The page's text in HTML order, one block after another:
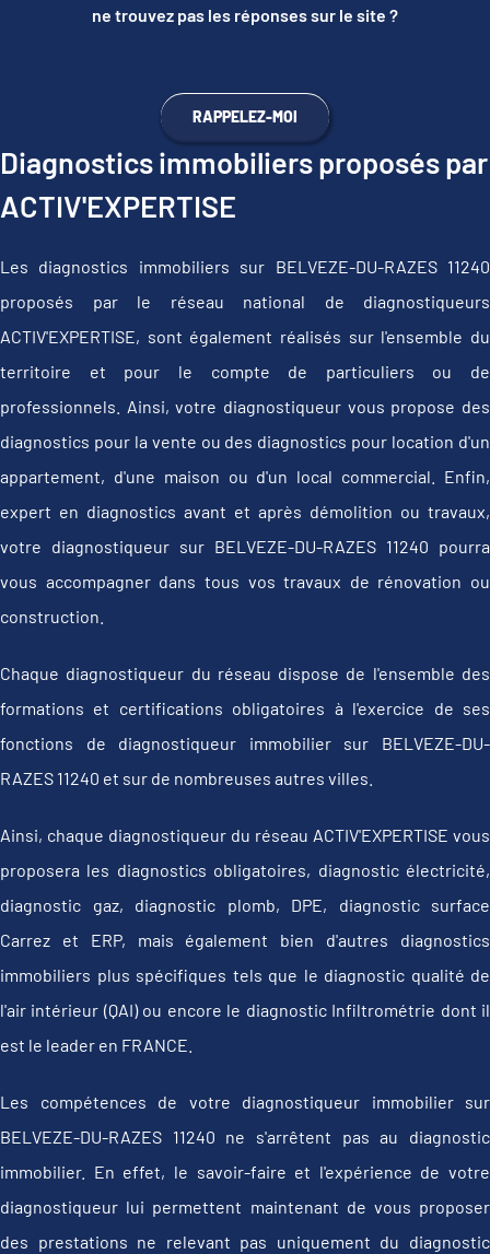
ne trouvez pas les réponses sur le site ?
RAPPELEZ-MOI
Diagnostics immobiliers proposés par
ACTIV'EXPERTISE
Les diagnostics immobiliers sur BELVEZE-DU-RAZES 11240
proposés par le réseau national de diagnostiqueurs
ACTIV'EXPERTISE, sont également réalisés sur l'ensemble du
territoire et pour le compte de particuliers ou de
professionnels. Ainsi, votre diagnostiqueur vous propose des
diagnostics pour la vente ou des diagnostics pour location d'un
appartement, d'une maison ou d'un local commercial. Enfin,
expert en diagnostics avant et après démolition ou travaux,
votre diagnostiqueur sur BELVEZE-DU-RAZES 11240 pourra
vous accompagner dans tous vos travaux de rénovation ou
construction.
Chaque diagnostiqueur du réseau dispose de l'ensemble des
formations et certifications obligatoires à l'exercice de ses
fonctions de diagnostiqueur immobilier sur BELVEZE-DU-
RAZES 11240 et sur de nombreuses autres villes.
Ainsi, chaque diagnostiqueur du réseau ACTIV'EXPERTISE vous
proposera les diagnostics obligatoires, diagnostic électricité,
diagnostic gaz, diagnostic plomb, DPE, diagnostic surface
Carrez et ERP, mais également bien d'autres diagnostics
immobiliers plus spécifiques tels que le diagnostic qualité de
l'air intérieur (QAI) ou encore le diagnostic Infiltrométrie dont il
est le leader en FRANCE.
Les compétences de votre diagnostiqueur immobilier sur
BELVEZE-DU-RAZES 11240 ne s'arrêtent pas au diagnostic
immobilier. En effet, le savoir-faire et l'expérience de votre
diagnostiqueur lui permettent maintenant de vous proposer
des prestations ne relevant pas uniquement du diagnostic